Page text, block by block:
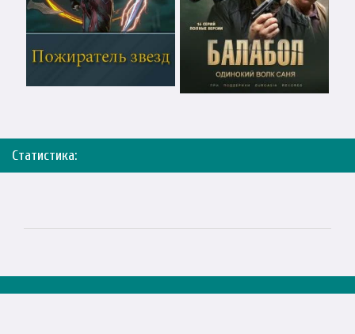
Статистика: